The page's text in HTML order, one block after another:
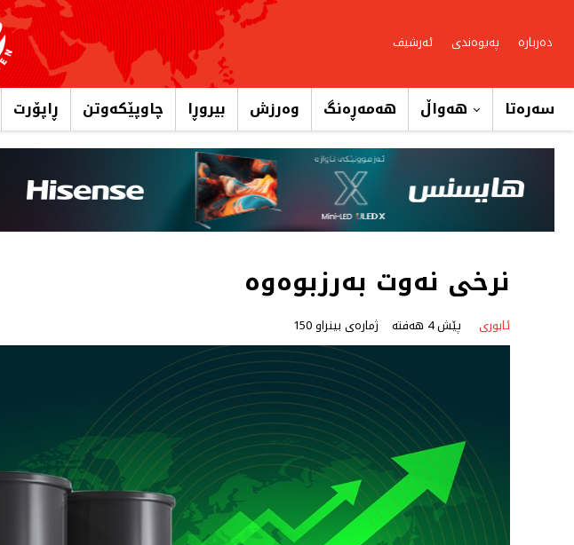
دەربارە پەیوەندی ئەرشیف
سەرەتا هەواڵ هەمەڕەنگ وەرزش بیروڕا چاوپێکەوتن ڕاپۆرت
نرخی نەوت بەرزبوەوە
ئابوری پێش 4 هەفتە ژمارەی بینراو 150